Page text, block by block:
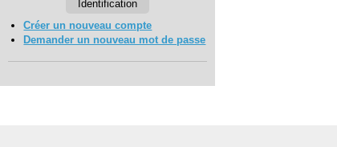
Créer un nouveau compte
Demander un nouveau mot de passe